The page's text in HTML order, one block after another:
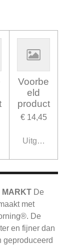
Voorbe
eld
product
€ 14,45
Uitgeschakeld
MARKT De
met
De
en fijner dan
geproduceerd